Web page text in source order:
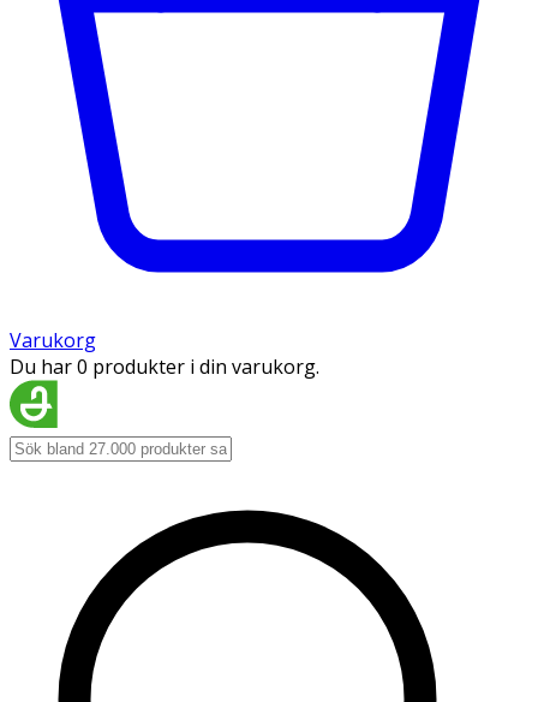
Varukorg
Du har 0 produkter i din varukorg.